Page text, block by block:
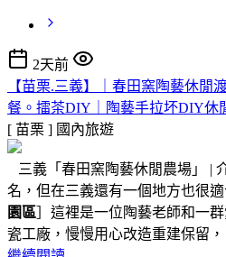
2天前
【苗栗.三義】｜春田窯陶藝休閒
餐。擂茶DIY｜陶藝手拉坏DIY休
[ 苗栗 ] 國內旅遊
三義「春田窯陶藝休閒農場」 |
名，但在三義還有一個地方也很
園區 ］這裡是一位陶藝老師和一
瓷工廠，慢慢用心改造重建保留，